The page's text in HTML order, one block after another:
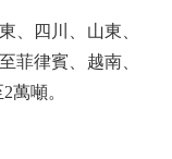
四川、山東、
菲律賓、越南、
萬噸。